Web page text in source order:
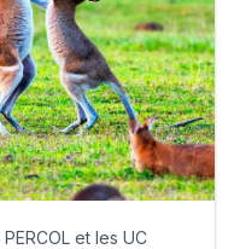
et les UC